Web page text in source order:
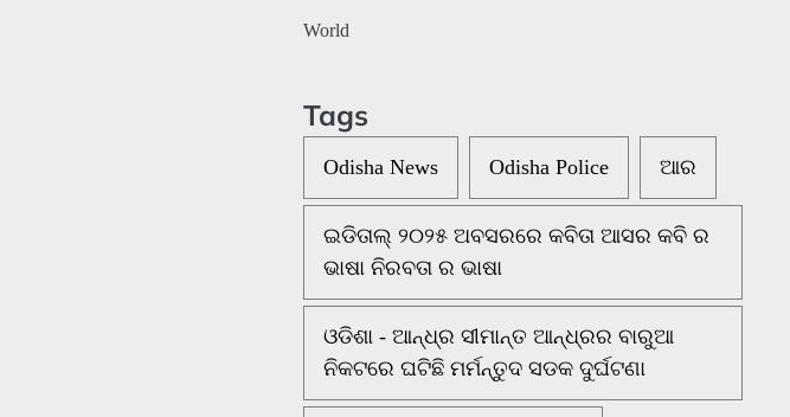
World
Tags
Odisha News Odisha Police ଆର
ଇଡିତାଲ୍ ୨୦୨୫ ଅବସରରେ କବିତା ଆସର କବି ର
ଭାଷା ନିରବତା ର ଭାଷା
ଓଡିଶା - ଆନ୍ଧ୍ର ସୀମାନ୍ତ ଆନ୍ଧ୍ରର ବାରୁଆ
ନିକଟରେ ଘଟିଛି ମର୍ମନ୍ତୁଦ ସଡକ ଦୁର୍ଘଟଣା